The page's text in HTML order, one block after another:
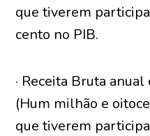
que tiverem
cento no PIB.
· Receita Bruta
(Hum milhão e
que tiverem